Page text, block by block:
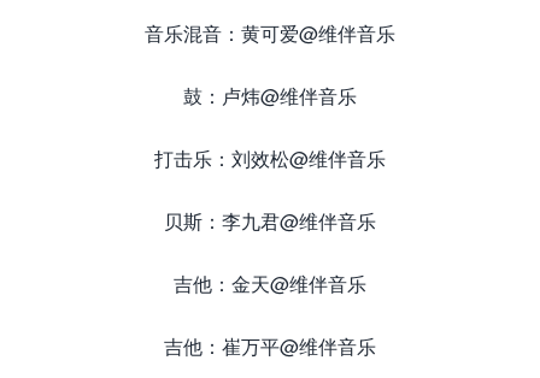
音乐混音：黄可爱@维伴音乐
鼓：卢炜@维伴音乐
打击乐：刘效松@维伴音乐
贝斯：李九君@维伴音乐
吉他：金天@维伴音乐
吉他：崔万平@维伴音乐